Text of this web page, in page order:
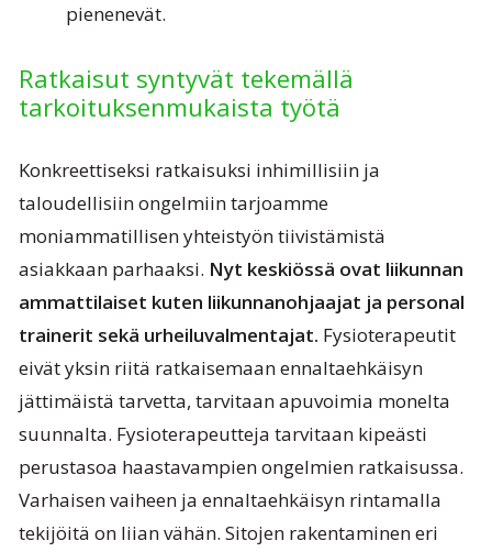
pienenevät.
Ratkaisut syntyvät tekemällä
tarkoituksenmukaista työtä
Konkreettiseksi ratkaisuksi inhimillisiin ja
taloudellisiin ongelmiin tarjoamme
moniammatillisen yhteistyön tiivistämistä
asiakkaan parhaaksi. Nyt keskiössä ovat liikunnan
ammattilaiset kuten liikunnanohjaajat ja personal
trainerit sekä urheiluvalmentajat. Fysioterapeutit
eivät yksin riitä ratkaisemaan ennaltaehkäisyn
jättimäistä tarvetta, tarvitaan apuvoimia monelta
suunnalta. Fysioterapeutteja tarvitaan kipeästi
perustasoa haastavampien ongelmien ratkaisussa.
Varhaisen vaiheen ja ennaltaehkäisyn rintamalla
tekijöitä on liian vähän. Sitojen rakentaminen eri